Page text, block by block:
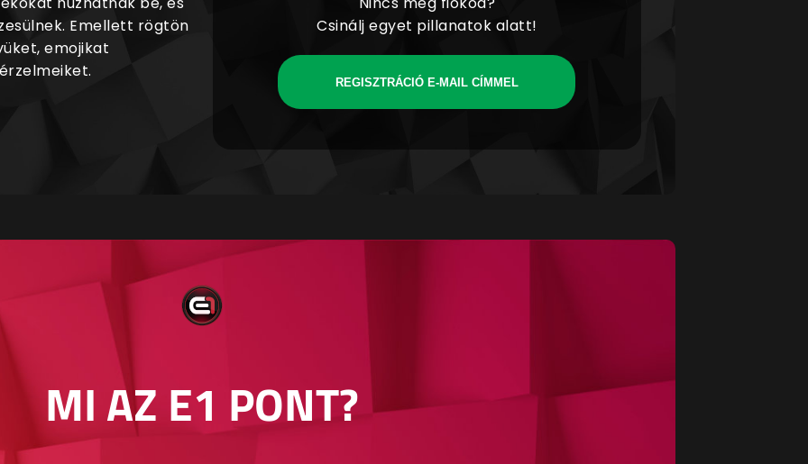
Emellett rögtön
emojikat
Csinálj egyet pillanatok alatt!
REGISZTRÁCIÓ E-MAIL CÍMMEL
MI AZ E1 PONT?